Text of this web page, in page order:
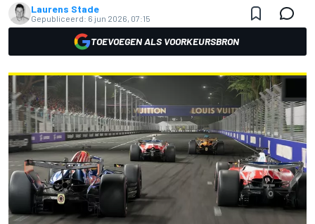
Laurens Stade
Gepubliceerd: 6 jun 2026, 07:15
TOEVOEGEN ALS VOORKEURSBRON